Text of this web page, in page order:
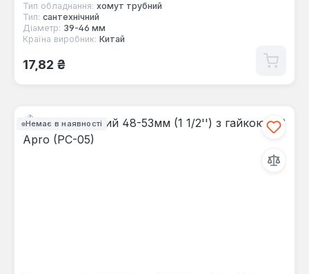
Тип обладнання: хомут трубний
Тип: сантехнічний
Діаметр: 39-46 мм
Країна виробник: Китай
Звичайна ціна:
17,82 ₴
Немає в наявності